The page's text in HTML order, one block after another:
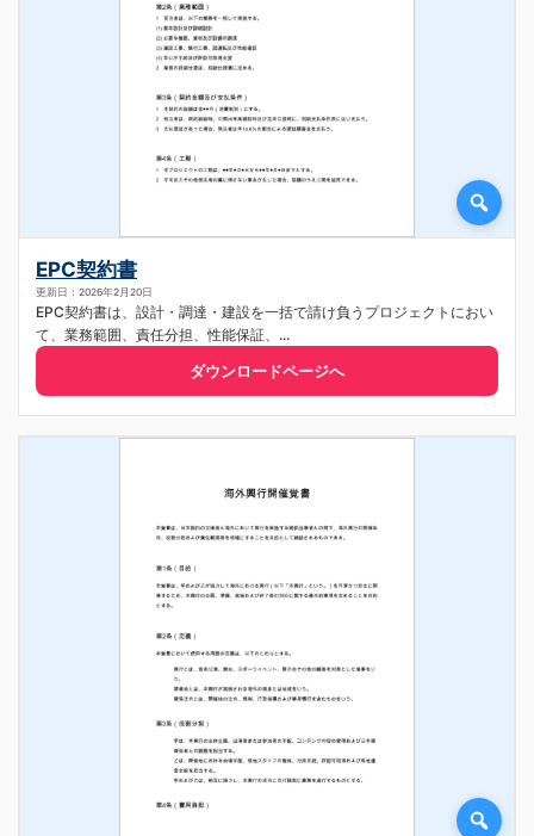
EPC契約書
更新日：2026年2月20日
EPC契約書は、設計・調達・建設を一括で請け負うプロジェクトにおい
て、業務範囲、責任分担、性能保証、...
ダウンロードページへ